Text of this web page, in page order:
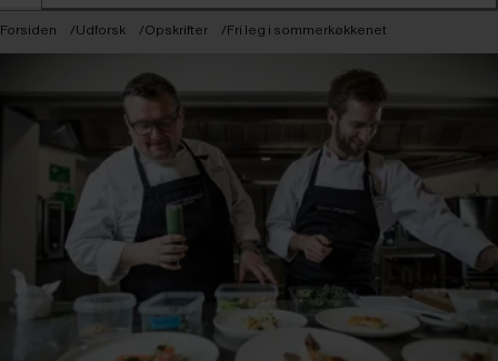
Forsiden Udforsk Opskrifter Fri leg i sommerkøkkenet